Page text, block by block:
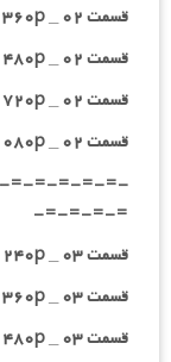
قسمت ۰۲ _ ۳۶۰p : | لینک مستقیم | دوبله فارسی
قسمت ۰۲ _ ۴۸۰p : | لینک مستقیم | دوبله فارسی
قسمت ۰۲ _ ۷۲۰p : | لینک مستقیم | دوبله فارسی
قسمت ۰۲ _ ۱۰۸۰p : | لینک مستقیم | دوبله فارسی
=-=-=-=-=-
=-=-=-=-
قسمت ۰۳ _ ۲۴۰p : | لینک مستقیم | دوبله فارسی
قسمت ۰۳ _ ۳۶۰p : | لینک مستقیم | دوبله فارسی
قسمت ۰۳ _ ۴۸۰p : | لینک مستقیم | دوبله فارسی